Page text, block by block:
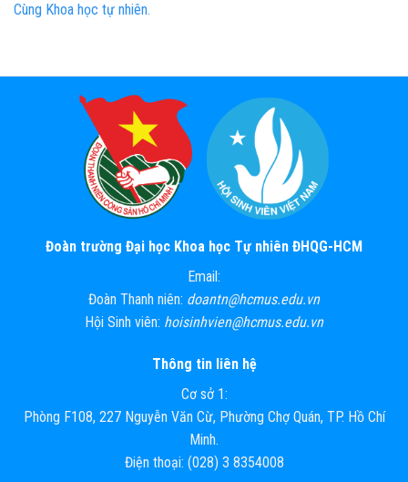
Cùng Khoa học tự nhiên.
Đoàn trường Đại học Khoa học Tự nhiên ĐHQG-HCM
Email:
Đoàn Thanh niên: doantn@hcmus.edu.vn
Hội Sinh viên: hoisinhvien@hcmus.edu.vn
Thông tin liên hệ
Cơ sở 1:
Phòng F108, 227 Nguyễn Văn Cừ, Phường Chợ Quán, TP. Hồ Chí
Minh.
Điện thoại: (028) 3 8354008